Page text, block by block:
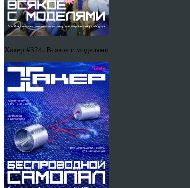
Хакер #324. Всякое с моделями